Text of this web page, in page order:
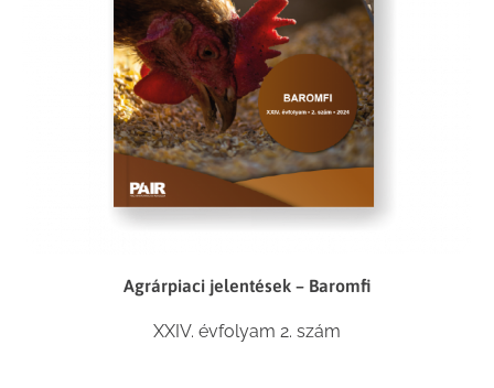
Agrárpiaci jelentések – Baromfi
XXIV. évfolyam 2. szám